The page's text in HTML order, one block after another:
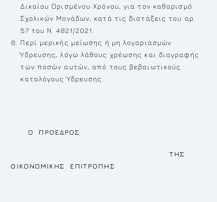
Δικαίου Ορισμένου Χρόνου, για τον καθαρισμό
Σχολικών Μονάδων, κατά τις διατάξεις του αρ.
57 του Ν. 4821/2021.
Περί μερικής μείωσης ή μη λογαριασμών
Ύδρευσης, λόγω λάθους χρέωσης και διαγραφής
των ποσών αυτών, από τους βεβαιωτικούς
καταλόγους Ύδρευσης.
Ο ΠΡΟΕΔΡΟΣ
ΤΗΣ
ΟΙΚΟΝΟΜΙΚΗΣ ΕΠΙΤΡΟΠΗΣ